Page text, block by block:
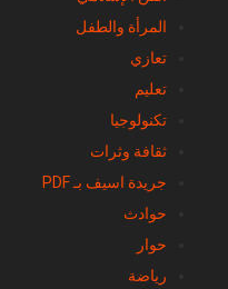
المرأة والطفل
تعازي
تعليم
تكنولوجيا
ثقافة وثرات
جريدة اسيف بـ PDF
حوادث
حوار
رياضة